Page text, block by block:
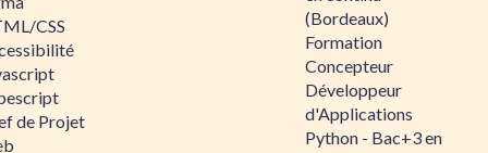
CSS
de Projet
(Bordeaux)
Formation
Concepteur
Développeur
d'Applications
Python - Bac+3 en